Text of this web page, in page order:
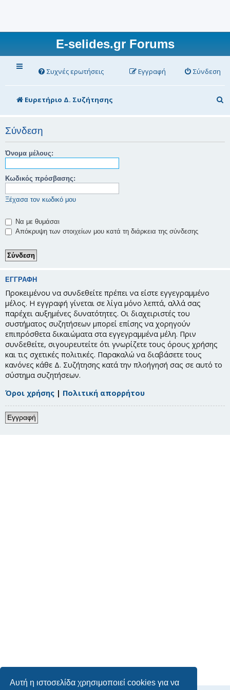
Αυτή η ιστοσελίδα χρησιμοποιεί cookies για να
E-selides.gr Forums
Συχνές ερωτήσεις Σύνδεση
Εγγραφή
Ευρετήριο Δ. Συζήτησης
ν
ζ
Σύνδεση
Όνομα μέλους:
Κωδικός πρόσβασης:
Ξέχασα τον κωδικό μου
Να με θυμάσαι
Απόκρυψη των στοιχείων μου κατά τη διάρκεια της σύνδεσης
ΕΓΓΡΑΦΉ
Προκειμένου να συνδεθείτε πρέπει να είστε εγγεγραμμένο
μέλος. Η εγγραφή γίνεται σε λίγα μόνο λεπτά, αλλά σας
παρέχει αυξημένες δυνατότητες. Οι διαχειριστές του
συστήματος συζητήσεων μπορεί επίσης να χορηγούν
επιπρόσθετα δικαιώματα στα εγγεγραμμένα μέλη. Πριν
συνδεθείτε, σιγουρευτείτε ότι γνωρίζετε τους όρους χρήσης
και τις σχετικές πολιτικές. Παρακαλώ να διαβάσετε τους
κανόνες κάθε Δ. Συζήτησης κατά την πλοήγησή σας σε αυτό το
σύστημα συζητήσεων.
Όροι χρήσης | Πολιτική απορρήτου
Εγγραφή